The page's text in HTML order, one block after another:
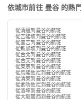
依城市前往 曼谷 的熱
從清邁到曼谷的航班
從吉隆坡到曼谷的航班
從普吉到曼谷的航班
從新加坡到曼谷的航班
從台北到曼谷的航班
從合艾到曼谷的航班
從東京到曼谷的航班
從烏隆他尼到曼谷的航班
從清萊到曼谷的航班
從素叻他尼到曼谷的航班
從洛坤到曼谷的航班
從大阪關西到曼谷的航班